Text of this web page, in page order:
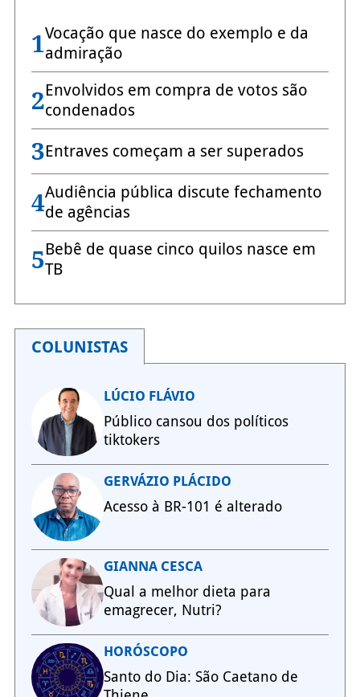
1Vocação que nasce do exemplo e da
admiração
2Envolvidos em compra de votos são
condenados
3Entraves começam a ser superados
4Audiência pública discute fechamento
de agências
5Bebê de quase cinco quilos nasce em
TB
COLUNISTAS
LÚCIO FLÁVIO
Público cansou dos políticos
tiktokers
GERVÁZIO PLÁCIDO
Acesso à BR-101 é alterado
GIANNA CESCA
Qual a melhor dieta para
emagrecer, Nutri?
HORÓSCOPO
Santo do Dia: São Caetano de